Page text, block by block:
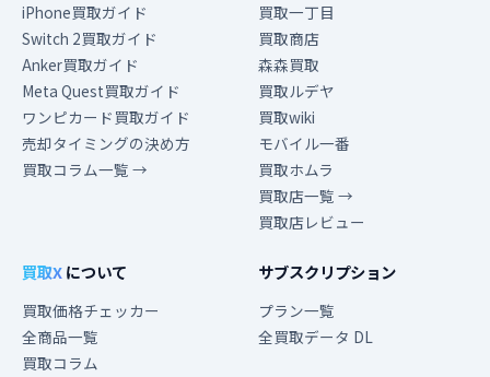
iPhone買取ガイド
Switch 2買取ガイド
Anker買取ガイド
Meta Quest買取ガイド
ワンピカード買取ガイド
売却タイミングの決め方
買取コラム一覧 →
買取一丁目
買取商店
森森買取
買取ルデヤ
買取wiki
モバイル一番
買取ホムラ
買取店一覧 →
買取店レビュー
買取Xについて
買取価格チェッカー
全商品一覧
買取コラム
サブスクリプション
プラン一覧
全買取データ DL